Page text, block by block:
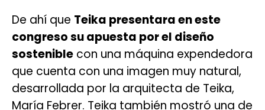
De ahí que Teika presentara en este
congreso su apuesta por el diseño
sostenible con una máquina expendedora
que cuenta con una imagen muy natural,
desarrollada por la arquitecta de Teika,
María Febrer. Teika también mostró una de